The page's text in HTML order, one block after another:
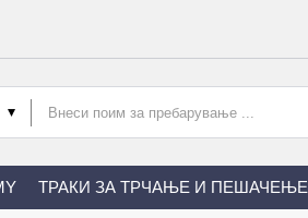
ТРАКИ ЗА ТРЧАЊЕ И ПЕШАЧЕЊЕ